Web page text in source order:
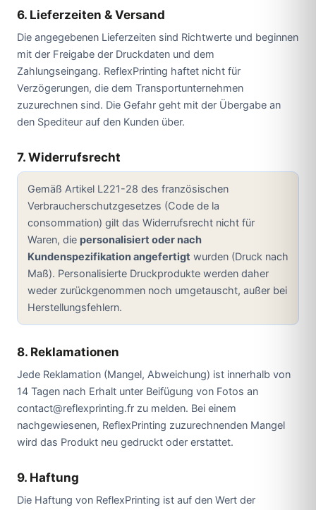
6. Lieferzeiten & Versand
Die angegebenen Lieferzeiten sind Richtwerte und beginnen
mit der Freigabe der Druckdaten und dem
Zahlungseingang. ReflexPrinting haftet nicht für
Verzögerungen, die dem Transportunternehmen
zuzurechnen sind. Die Gefahr geht mit der Übergabe an
den Spediteur auf den Kunden über.
7. Widerrufsrecht
Gemäß Artikel L221-28 des französischen
Verbraucherschutzgesetzes (Code de la
consommation) gilt das Widerrufsrecht nicht für
Waren, die personalisiert oder nach
Kundenspezifikation angefertigt wurden (Druck nach
Maß). Personalisierte Druckprodukte werden daher
weder zurückgenommen noch umgetauscht, außer bei
Herstellungsfehlern.
8. Reklamationen
Jede Reklamation (Mangel, Abweichung) ist innerhalb von
14 Tagen nach Erhalt unter Beifügung von Fotos an
contact@reflexprinting.fr zu melden. Bei einem
nachgewiesenen, ReflexPrinting zuzurechnenden Mangel
wird das Produkt neu gedruckt oder erstattet.
9. Haftung
Die Haftung von ReflexPrinting ist auf den Wert der